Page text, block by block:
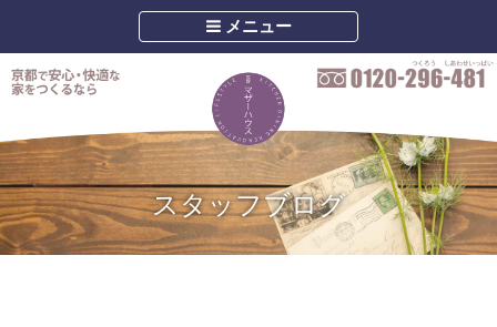
メニュー
スタッフブログ